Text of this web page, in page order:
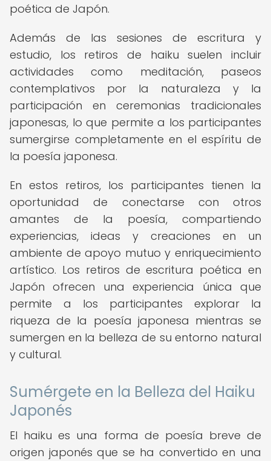
poética de Japón.
Además de las sesiones de escritura y
estudio, los retiros de haiku suelen incluir
actividades como meditación, paseos
contemplativos por la naturaleza y la
participación en ceremonias tradicionales
japonesas, lo que permite a los participantes
sumergirse completamente en el espíritu de
la poesía japonesa.
En estos retiros, los participantes tienen la
oportunidad de conectarse con otros
amantes de la poesía, compartiendo
experiencias, ideas y creaciones en un
ambiente de apoyo mutuo y enriquecimiento
artístico. Los retiros de escritura poética en
Japón ofrecen una experiencia única que
permite a los participantes explorar la
riqueza de la poesía japonesa mientras se
sumergen en la belleza de su entorno natural
y cultural.
Sumérgete en la Belleza del Haiku
Japonés
El haiku es una forma de poesía breve de
origen japonés que se ha convertido en una